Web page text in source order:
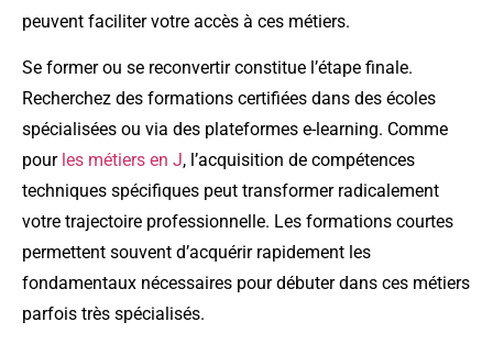
peuvent faciliter votre accès à ces métiers.
Se former ou se reconvertir constitue l’étape finale.
Recherchez des formations certifiées dans des écoles
spécialisées ou via des plateformes e-learning. Comme
pour les métiers en J, l’acquisition de compétences
techniques spécifiques peut transformer radicalement
votre trajectoire professionnelle. Les formations courtes
permettent souvent d’acquérir rapidement les
fondamentaux nécessaires pour débuter dans ces métiers
parfois très spécialisés.